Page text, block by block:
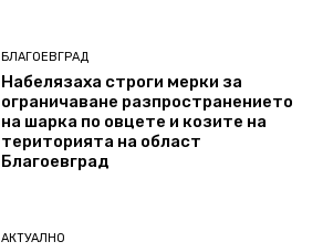
БЛАГОЕВГРАД
Набелязаха строги мерки за
ограничаване разпространението
на шарка по овцете и козите на
територията на област
Благоевград
АКТУАЛНО